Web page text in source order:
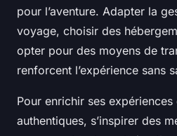
pour l’aventure. Adapter la
voyage, choisir des
opter pour des moyens de
renforcent l’expérience sans
Pour enrichir ses
authentiques, s’inspirer des